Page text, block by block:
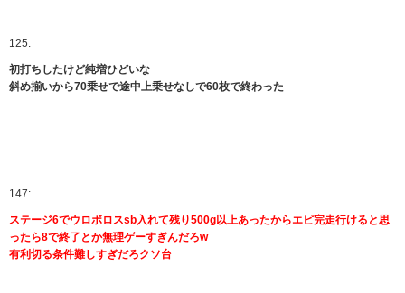
125:
初打ちしたけど純増ひどいな
斜め揃いから70乗せで途中上乗せなしで60枚で終わった
147:
ステージ6でウロボロスsb入れて残り500g以上あったからエピ完走行けると思
ったら8で終了とか無理ゲーすぎんだろw
有利切る条件難しすぎだろクソ台